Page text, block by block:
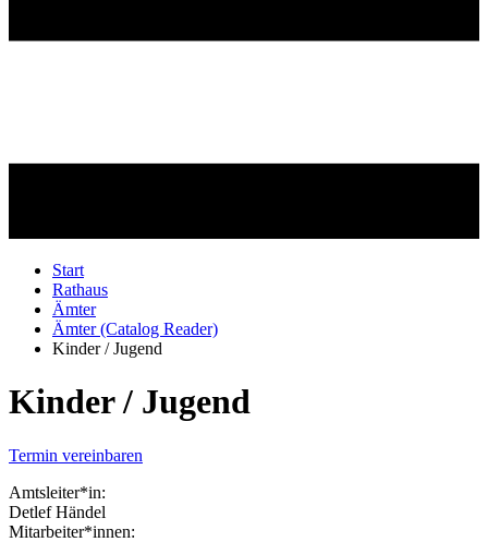
Start
Rathaus
Ämter
Ämter (Catalog Reader)
Kinder / Jugend
Kinder / Jugend
Termin vereinbaren
Amtsleiter*in:
Detlef Händel
Mitarbeiter*innen: